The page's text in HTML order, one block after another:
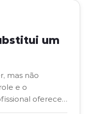
um
mas não
e o
oferece